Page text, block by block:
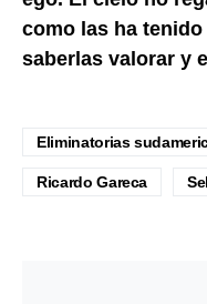
como las ha
saberlas valorar y
Eliminatorias
Ricardo Gareca